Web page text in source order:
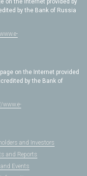
on the Internet provided by
by the Bank of Russia
on the Internet provided
by the Bank of
www.e-
and Investors
and Reports
Events